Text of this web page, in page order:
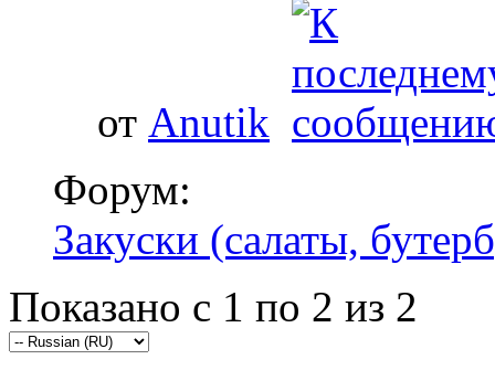
от Anutik
Форум:
Закуски (салаты,
Показано с 1 по 2 из 2